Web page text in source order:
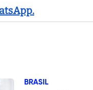
BRASIL